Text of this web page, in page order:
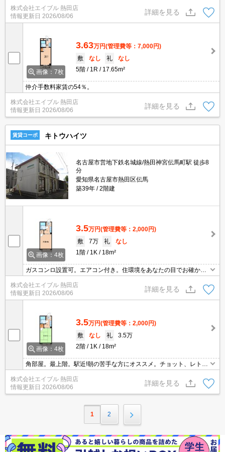
株式会社エイブル 熱田店
情報更新日 2026/08/06
詳細を見る
画像：7枚
3.63万円(管理費等：7,000円)
敷
なし 礼
なし
5階
1R 17.65m²
仲介手数料家賃の54％。
株式会社エイブル 熱田店
情報更新日 2026/08/06
詳細を見る
賃貸コーポ キトウハイツ
名古屋市営地下鉄名城線/熱田神宮伝馬町駅 徒歩8
分
愛知県名古屋市熱田区伝馬
築39年
2階建
画像：4枚
3.5万円(管理費等：2,000円)
敷
7万 礼
なし
1階
1K 18m²
ガスコンロ設置可。エアコン付き。住環境をあなたの目でお確かめ
株式会社エイブル 熱田店
情報更新日 2026/08/06
詳細を見る
画像：4枚
3.5万円(管理費等：2,000円)
敷
なし 礼
3.5万
2階
1K 18m²
角部屋。最上階。駅近!朝の苦手な方にオススメ。チョット、レトロ
株式会社エイブル 熱田店
情報更新日 2026/08/06
詳細を見る
1 2